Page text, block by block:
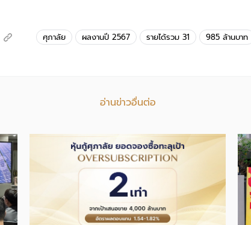
ศุภาลัย ผลงานปี 2567 รายได้รวม 31 985 ล้านบาท
อ่านข่าวอื่นต่อ